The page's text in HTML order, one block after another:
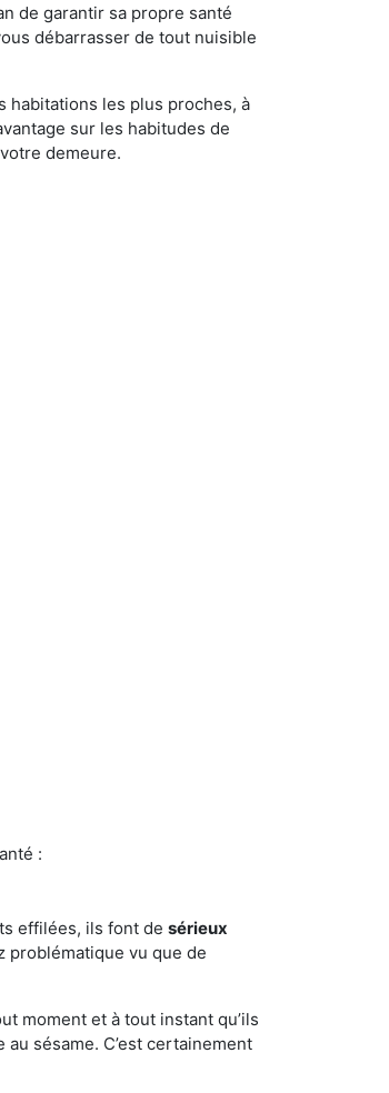
de garantir sa propre santé
débarrasser de tout nuisible
habitations les plus proches, à
sur les habitudes de
demeure.
:
effilées, ils font de sérieux
problématique vu que de
moment et à tout instant qu’ils
sésame. C’est certainement